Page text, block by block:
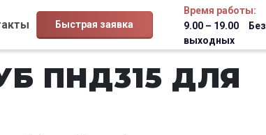
Быстрая заявка
Время работы:
9.00 – 19.00 Без
выходных
ПНД315 ДЛЯ